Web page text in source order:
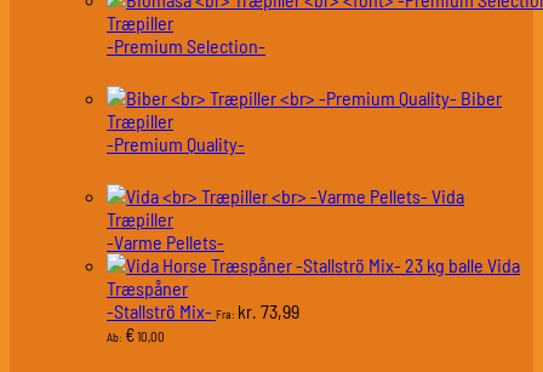
Træpiller
-Premium Selection-
Biber
Træpiller
-Premium Quality-
Vida
Træpiller
-Varme Pellets-
Vida
Træspåner
-Stallströ Mix- Fra: kr. 73,99
Ab: €10,00